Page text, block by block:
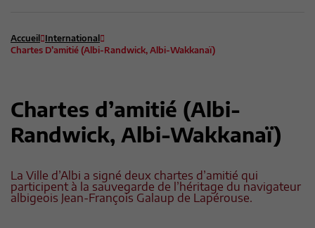
Accueil
International
Chartes D’amitié (Albi-Randwick, Albi-Wakkanaï)
Chartes d’amitié (Albi-
Randwick, Albi-Wakkanaï)
La Ville d’Albi a signé deux chartes d’amitié qui
participent à la sauvegarde de l’héritage du navigateur
albigeois Jean-François Galaup de Lapérouse.